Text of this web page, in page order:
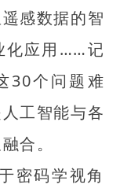
感数据的智
化应用……记
30个问题难
工智能与各
合。
码学视角